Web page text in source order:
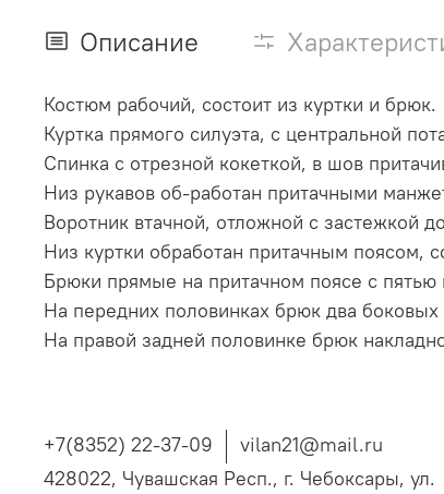
Описание
Костюм рабочий, состоит из куртки и брюк.
Куртка прямого силуэта, с центральной
Спинка с отрезной кокеткой, в шов
Низ рукавов об-работан притачными
Воротник втачной, отложной с застежкой
Низ куртки обработан притачным поясом,
Брюки прямые на притачном поясе с
На передних половинках брюк два
На правой задней половинке брюк
+7(8352) 22-37-09
vilan21@mail.ru
428022, Чувашская Респ., г. Чебоксары, ул.